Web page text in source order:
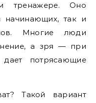
тренажере. Оно
начинающих, так и
Многие люди
а зря — при
потрясающие
Такой вариант